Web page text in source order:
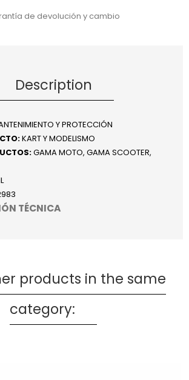
de devolución y cambio
Description
Y PROTECCIÓN
KART Y MODELISMO
GAMA MOTO, GAMA SCOOTER,
TÉCNICA
products in the same
category: